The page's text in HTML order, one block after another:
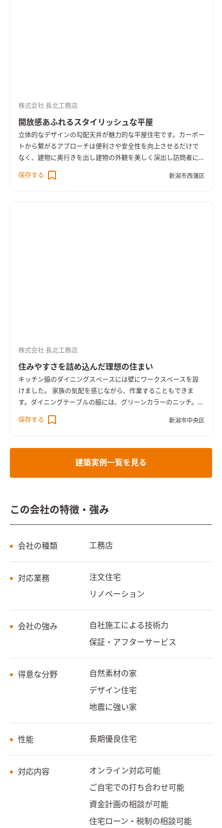
株式会社 長北工務店
開放感あふれるスタイリッシュな平屋
立体的なデザインの勾配天井が魅力的な平屋住宅です。 カーポー
トから繋がるアプローチは便利さや安全性を向上させるだけで
なく、建物に奥行きを出し建物の外観を美しく演出し訪問者に
歓迎感を与えます。
遮りながらタイトで暗くなりがちな廊下に優しく明るい光を届
保存する 新潟市西蒲区
株式会社 長北工務店
住みやすさを詰め込んだ理想の住まい
キッチン脇のダイニングスペースには壁にワークスペースを設
けました。 家族の気配を感じながら、作業することもできま
す。 ダイニングテーブルの脇には、グリーンカラーのニッチ。
お子様との楽しい思い出がたくさん飾れます。
の靴を選んで履ける、広々シュークローク。 使い勝手にもこだ
保存する 新潟市中央区
建築実例一覧を見る
この会社の特徴・強み
会社の種類 工務店
対応業務 注文住宅
リノベーション
会社の強み 自社施工による技術力
保証・アフターサービス
得意な分野 自然素材の家
デザイン住宅
地震に強い家
性能 長期優良住宅
対応内容 オンライン対応可能
ご自宅での打ち合わせ可能
資金計画の相談が可能
住宅ローン・税制の相談可能